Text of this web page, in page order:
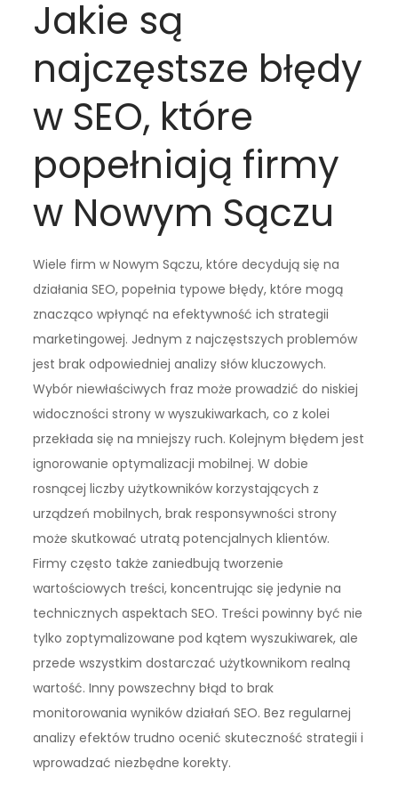
Jakie są
najczęstsze błędy
w SEO, które
popełniają firmy
w Nowym Sączu
Wiele firm w Nowym Sączu, które decydują się na
działania SEO, popełnia typowe błędy, które mogą
znacząco wpłynąć na efektywność ich strategii
marketingowej. Jednym z najczęstszych problemów
jest brak odpowiedniej analizy słów kluczowych.
Wybór niewłaściwych fraz może prowadzić do niskiej
widoczności strony w wyszukiwarkach, co z kolei
przekłada się na mniejszy ruch. Kolejnym błędem jest
ignorowanie optymalizacji mobilnej. W dobie
rosnącej liczby użytkowników korzystających z
urządzeń mobilnych, brak responsywności strony
może skutkować utratą potencjalnych klientów.
Firmy często także zaniedbują tworzenie
wartościowych treści, koncentrując się jedynie na
technicznych aspektach SEO. Treści powinny być nie
tylko zoptymalizowane pod kątem wyszukiwarek, ale
przede wszystkim dostarczać użytkownikom realną
wartość. Inny powszechny błąd to brak
monitorowania wyników działań SEO. Bez regularnej
analizy efektów trudno ocenić skuteczność strategii i
wprowadzać niezbędne korekty.